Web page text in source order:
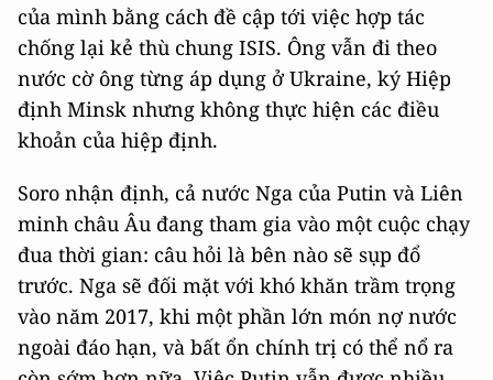
của mình bằng cách đề cập tới việc hợp tác
chống lại kẻ thù chung ISIS. Ông vẫn đi theo
nước cờ ông từng áp dụng ở Ukraine, ký Hiệp
định Minsk nhưng không thực hiện các điều
khoản của hiệp định.
Soro nhận định, cả nước Nga của Putin và Liên
minh châu Âu đang tham gia vào một cuộc chạy
đua thời gian: câu hỏi là bên nào sẽ sụp đổ
trước. Nga sẽ đối mặt với khó khăn trầm trọng
vào năm 2017, khi một phần lớn món nợ nước
ngoài đáo hạn, và bất ổn chính trị có thể nổ ra